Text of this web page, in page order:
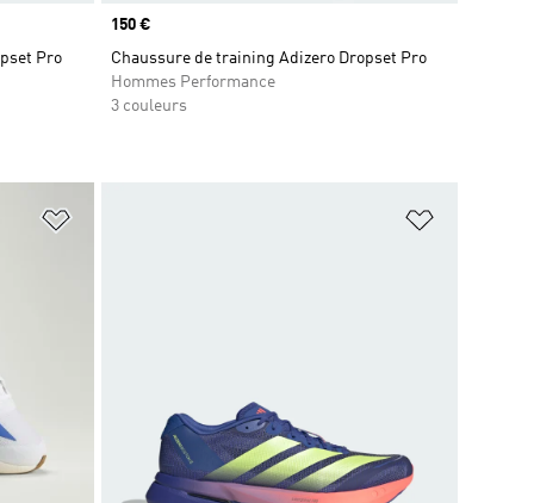
Pro
Prix
150 €
Chaussure de training Adizero Dropset Pro
Hommes Performance
3 couleurs